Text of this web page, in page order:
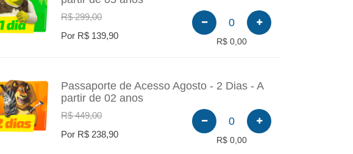
INFO
R$ 299,00
Por R$ 139,90
0
R$ 0,00
INFO
Passaporte de Acesso Agosto - 2 Dias - A
partir de 02 anos
R$ 449,00
Por R$ 238,90
0
R$ 0,00